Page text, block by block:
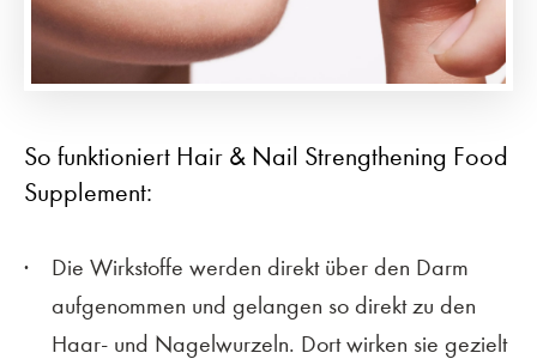
So funktioniert Hair & Nail Strengthening Food
Supplement:
Die Wirkstoffe werden direkt über den Darm
aufgenommen und gelangen so direkt zu den
Haar- und Nagelwurzeln. Dort wirken sie gezielt